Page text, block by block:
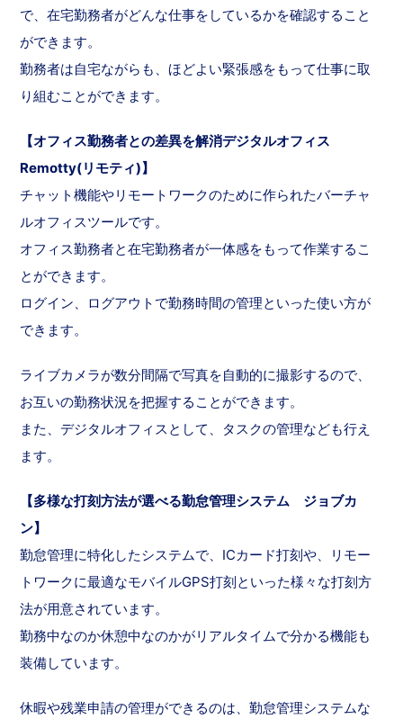
で、在宅勤務者がどんな仕事をしているかを確認すること
ができます。
勤務者は自宅ながらも、ほどよい緊張感をもって仕事に取
り組むことができます。
【オフィス勤務者との差異を解消デジタルオフィス
Remotty(リモティ)】
チャット機能やリモートワークのために作られたバーチャ
ルオフィスツールです。
オフィス勤務者と在宅勤務者が一体感をもって作業するこ
とができます。
ログイン、ログアウトで勤務時間の管理といった使い方が
できます。
ライブカメラが数分間隔で写真を自動的に撮影するので、
お互いの勤務状況を把握することができます。
また、デジタルオフィスとして、タスクの管理なども行え
ます。
【多様な打刻方法が選べる勤怠管理システム ジョブカ
ン】
勤怠管理に特化したシステムで、ICカード打刻や、リモー
トワークに最適なモバイルGPS打刻といった様々な打刻方
法が用意されています。
勤務中なのか休憩中なのかがリアルタイムで分かる機能も
装備しています。
休暇や残業申請の管理ができるのは、勤怠管理システムな